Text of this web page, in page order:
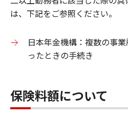
は、下記をご参照ください。
日本年金機構：複数の事
ったときの手続き
保険料額について